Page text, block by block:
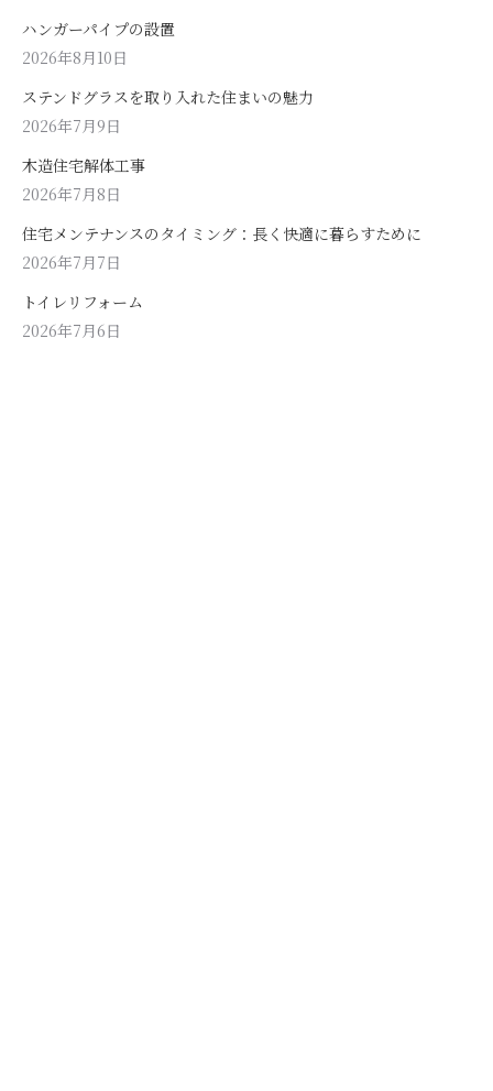
ハンガーパイプの設置
2026年8月10日
ステンドグラスを取り入れた住まいの魅力
2026年7月9日
木造住宅解体工事
2026年7月8日
住宅メンテナンスのタイミング：長く快適に暮らすために
2026年7月7日
トイレリフォーム
2026年7月6日